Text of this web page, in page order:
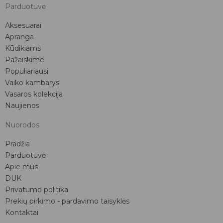
Parduotuvė
Aksesuarai
Apranga
Kūdikiams
Pažaiskime
Populiariausi
Vaiko kambarys
Vasaros kolekcija
Naujienos
Nuorodos
Pradžia
Parduotuvė
Apie mus
DUK
Privatumo politika
Prekių pirkimo - pardavimo taisyklės
Kontaktai